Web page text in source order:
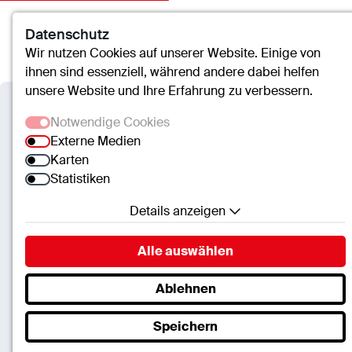
Kontakt Suche Menü
cusanus trägergesellschaft trier mbH
Datenschutz
Wir nutzen Cookies auf unserer Website. Einige von
ihnen sind essenziell, während andere dabei helfen
unsere Website und Ihre Erfahrung zu verbessern.
Notwendige Cookies
Externe Medien
Karten
Statistiken
Details anzeigen
Notwendige Cookies
Essenzielle Cookies ermöglichen grundlegende
Funktionen und sind für die einwandfreie Funktion
der Website erforderlich.
SC.Cookie
Alle auswählen
Ablehnen
Speichern